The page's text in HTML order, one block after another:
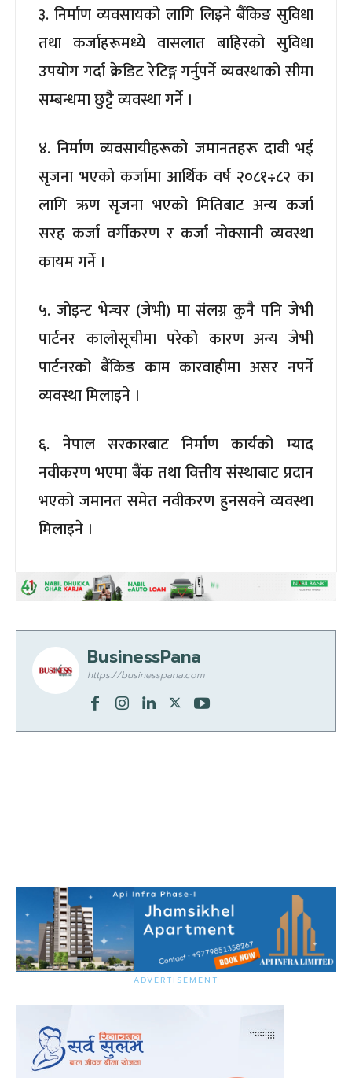
३. निर्माण व्यवसायको लागि लिइने बैंकिङ सुविधा
तथा कर्जाहरूमध्ये वासलात बाहिरको सुविधा
उपयोग गर्दा क्रेडिट रेटिङ्ग गर्नुपर्ने व्यवस्थाको सीमा
सम्बन्धमा छुट्टै व्यवस्था गर्ने ।
४. निर्माण व्यवसायीहरूको जमानतहरू दावी भई
सृजना भएको कर्जामा आर्थिक वर्ष २०८१÷८२ का
लागि ऋण सृजना भएको मितिबाट अन्य कर्जा
सरह कर्जा वर्गीकरण र कर्जा नोक्सानी व्यवस्था
कायम गर्ने ।
५. जोइन्ट भेन्चर (जेभी) मा संलग्न कुनै पनि जेभी
पार्टनर कालोसूचीमा परेको कारण अन्य जेभी
पार्टनरको बैंकिङ काम कारवाहीमा असर नपर्ने
व्यवस्था मिलाइने ।
६. नेपाल सरकारबाट निर्माण कार्यको म्याद
नवीकरण भएमा बैंक तथा वित्तीय संस्थाबाट प्रदान
भएको जमानत समेत नवीकरण हुनसक्ने व्यवस्था
मिलाइने ।
BusinessPana
https://businesspana.com
- ADVERTISEMENT -